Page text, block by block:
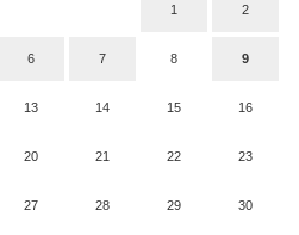
1 2
6 7 8 9
13 14 15 16
20 21 22 23
27 28 29 30